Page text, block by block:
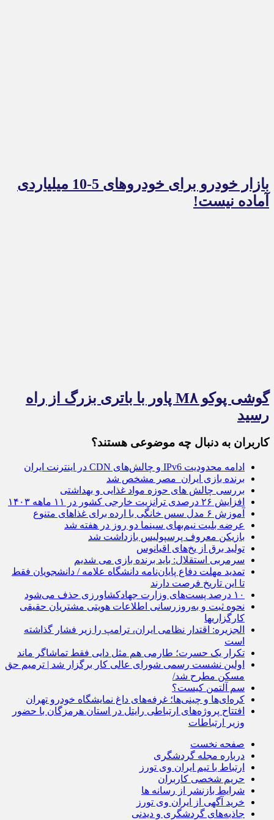
بازار خودرو برای خودروهای 5-10 میلیاردی
آماده نیست!
گوشی پوکو M۸ پاور با باتری بزرگ از راه
رسید
کاربران به دنبال چه موضوعی هستند؟
ادامه محدودیت IPv6 و چالش‌های CDN در اینترنت ایران
برنده بازی ایران_مصر مشخص شد
بررسی چالش های حوزه مواد غذایی و بهداشتی
افزایش ۲۶ درصدی ترانزیت خارجی کشور در ۱۱ ماهه ۱۴۰۳
آموزش ۶ مدل سس خانگی با ارده برای غذا‌های متنوع
عرضه بلیت نیم‌بهای سینما دو روز در هفته شد
بازیکن معروف پرسپولیس بازداشت شد
تولید برق از یخ‌های اقیانوس‌
سرمربی استقلال: باید برنده بازی می شدیم
تمدید مهلت دفاع‌ پایان‌نامه دانشگاه علامه / دانشجویان فقط
تا این تاریخ فرصت دارند
۱۰ درصد پست‌های وزارت جهادکشاورزی حذف می‌شود
نحوه ثبت و به‌روزرسانی اطلاعات هویتی مشتریان حقیقی
کارگزاریها
الجزیره: اقتدار نظامی ایران، ترامپ را زیر فشار گذاشته
است
تکرار یک حسرت؛ طارمی هم مثل دایی فقط تماشاگر ماند
اولین نشست رسمی شورای عالی کار برگزار شد | ترمیم حق
مسکن مطرح شد/
سم آلتمن کیست؟
کره‌ای‌ها و چینی‌ها؛ غرفه‌های داغ نمایشگاه خودرو تهران
افتتاح پروژه‌های ارتباطی رایتل در استان هرمزگان با حضور
وزیر ارتباطات
صفحه نخست
درباره مجله گردشگری
ارتباط با تیم ایران وی تورز
حریم شخصی کاربران
شرایط بازنشر از رسانه ها
خرید آگهی از ایران وی تورز
جاذبه‌های گردشگری و دیدنی